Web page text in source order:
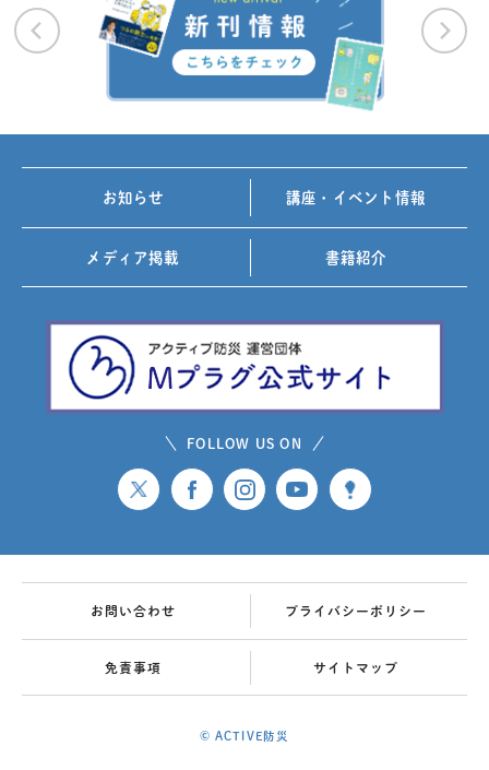
お知らせ 講座・イベント情報
メディア掲載 書籍紹介
FOLLOW US ON
お問い合わせ プライバシーポリシー
免責事項 サイトマップ
© ACTIVE防災